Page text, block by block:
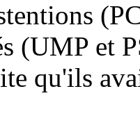
(UMP et
qu'ils